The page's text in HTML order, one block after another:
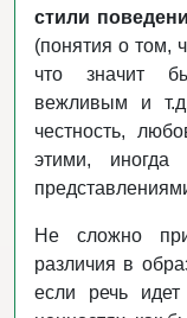
стили
(понятия о том,
что значит
вежливым и
честность,
этими, иногда
Не сложно
различия в
если речь